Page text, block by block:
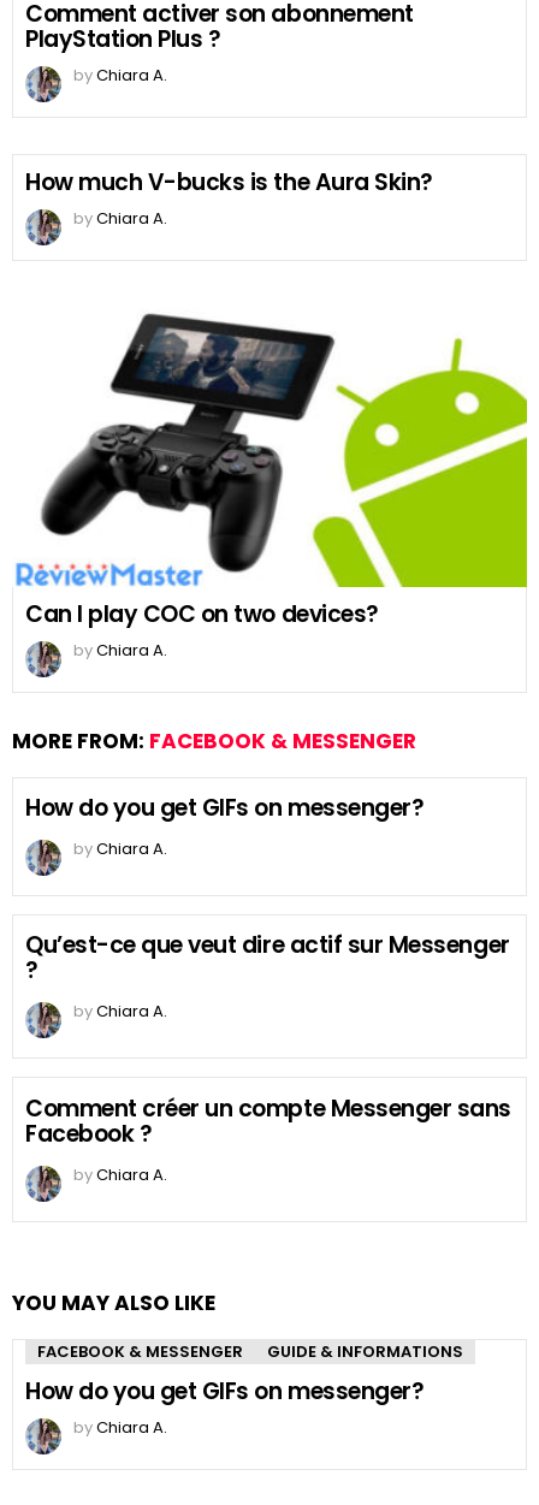
Comment activer son abonnement
PlayStation Plus ?
byChiara A.
How much V-bucks is the Aura Skin?
byChiara A.
Can I play COC on two devices?
byChiara A.
MORE FROM: FACEBOOK & MESSENGER
How do you get GIFs on messenger?
byChiara A.
Qu’est-ce que veut dire actif sur Messenger
?
byChiara A.
Comment créer un compte Messenger sans
Facebook ?
byChiara A.
YOU MAY ALSO LIKE
FACEBOOK & MESSENGER GUIDE & INFORMATIONS
How do you get GIFs on messenger?
byChiara A.